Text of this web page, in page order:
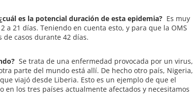
es la potencial duración de esta epidemia? Es muy
21 días. Teniendo en cuenta esto, y para que la OMS
casos durante 42 días.
Se trata de una enfermedad provocada por un virus,
parte del mundo está allí. De hecho otro país, Nigeria,
viajó desde Liberia. Esto es un ejemplo de que el
los tres países actualmente afectados y necesitamos